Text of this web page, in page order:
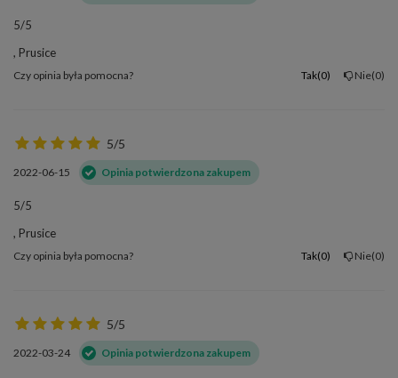
5/5
, Prusice
Czy opinia była pomocna? Tak 0 Nie 0
5/5
2022-06-15 Opinia potwierdzona zakupem
5/5
, Prusice
Czy opinia była pomocna? Tak 0 Nie 0
5/5
2022-03-24 Opinia potwierdzona zakupem